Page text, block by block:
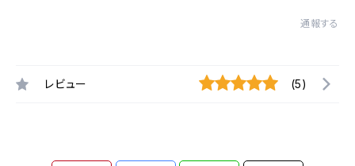
通報する
レビュー (5)